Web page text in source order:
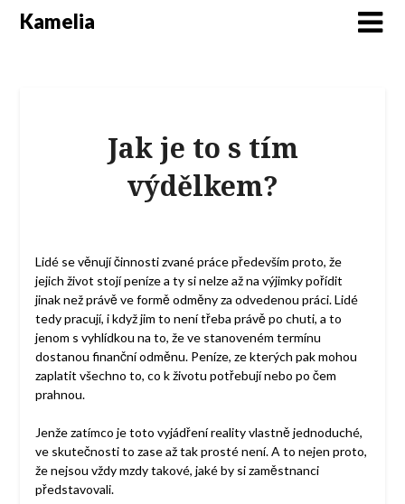
Kamelia
Jak je to s tím
výdělkem?
Lidé se věnují činnosti zvané práce především proto, že
jejich život stojí peníze a ty si nelze až na výjimky pořídit
jinak než právě ve formě odměny za odvedenou práci. Lidé
tedy pracují, i když jim to není třeba právě po chuti, a to
jenom s vyhlídkou na to, že ve stanoveném termínu
dostanou finanční odměnu. Peníze, ze kterých pak mohou
zaplatit všechno to, co k životu potřebují nebo po čem
prahnou.
Jenže zatímco je toto vyjádření reality vlastně jednoduché,
ve skutečnosti to zase až tak prosté není. A to nejen proto,
že nejsou vždy mzdy takové, jaké by si zaměstnanci
představovali.